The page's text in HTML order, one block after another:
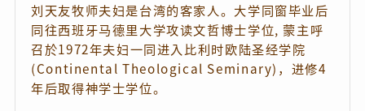
刘天友牧师夫妇是台湾的客家人。大学同窗毕业后
同往西班牙马德里大学攻读文哲博士学位, 蒙主呼
召於1972年夫妇一同进入比利时欧陆圣经学院
(Continental Theological Seminary)，进修4
年后取得神学士学位。